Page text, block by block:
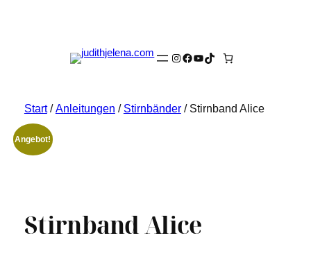
Instagram
Facebook
YouTube
TikTok
Start/Anleitungen / Stirnbänder/ Stirnband Alice
Angebot!
Stirnband Alice